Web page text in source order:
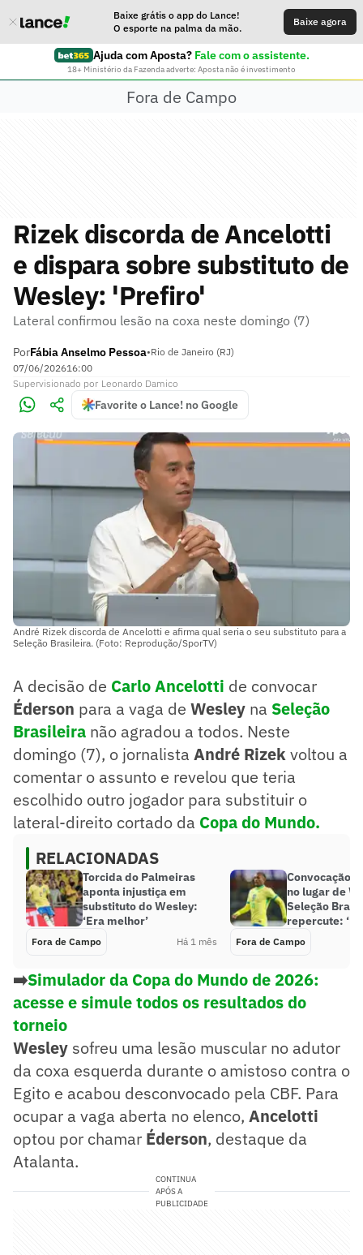
Baixe grátis o app do Lance!
O esporte na palma da mão.
Baixe agora
Ajuda com Aposta? Fale com o assistente.
18+ Ministério da Fazenda adverte: Aposta não é investimento
Fora de Campo
Rizek discorda de Ancelotti
e dispara sobre substituto de
Wesley: 'Prefiro'
Lateral confirmou lesão na coxa neste domingo (7)
PorFábia Anselmo Pessoa•Rio de Janeiro (RJ)
07/06/202616:00
Supervisionado por Leonardo Damico
Favorite o Lance! no Google
André Rizek discorda de Ancelotti e afirma qual seria o seu substituto para a
Seleção Brasileira. (Foto: Reprodução/SporTV)
A decisão de Carlo Ancelotti de convocar
Éderson para a vaga de Wesley na Seleção
Brasileira não agradou a todos. Neste
domingo (7), o jornalista André Rizekvoltou a
comentar o assunto e revelou que teria
escolhido outro jogador para substituir o
lateral-direito cortado da Copa do Mundo.
RELACIONADAS
Torcida do Palmeiras
aponta injustiça em
substituto do Wesley:
‘Era melhor’
Fora de Campo Há 1 mês
Convocação
no lugar de
Seleção
repercute:
Fora de Campo
➡️Simulador da Copa do Mundo de 2026:
acesse e simule todos os resultados do
torneio
Wesley sofreu uma lesão muscular no adutor
da coxa esquerda durante o amistoso contra o
Egito e acabou desconvocado pela CBF. Para
ocupar a vaga aberta no elenco, Ancelotti
optou por chamar Éderson, destaque da
Atalanta.
CONTINUA
APÓS A
PUBLICIDADE